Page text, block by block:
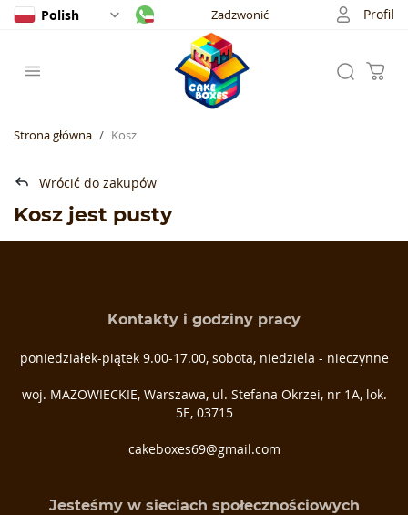
Polish Zadzwonić Profil
Strona główna Kosz
Wrócić do zakupów
Kosz jest pusty
Kontakty i godziny pracy
poniedziałek-piątek 9.00-17.00, sobota, niedziela - nieczynne
woj. MAZOWIECKIE, Warszawa, ul. Stefana Okrzei, nr 1A, lok.
5E, 03­715
cakeboxes69@gmail.com
Jesteśmy w sieciach społecznościowych